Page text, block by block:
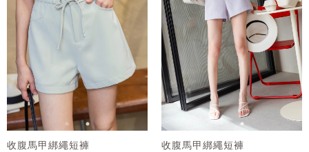
收腹馬甲綁繩短褲 收腹馬甲綁繩短褲